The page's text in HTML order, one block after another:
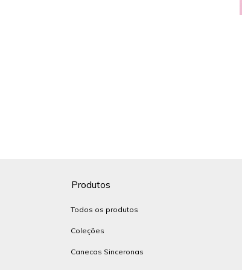
Produtos
Todos os produtos
Coleções
Canecas Sinceronas